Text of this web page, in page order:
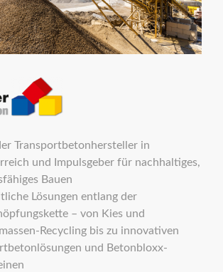
Transportbetonhersteller in
und Impulsgeber für nachhaltiges,
Bauen
Lösungen entlang der
– von Kies und
Recycling bis zu innovativen
und Betonbloxx-